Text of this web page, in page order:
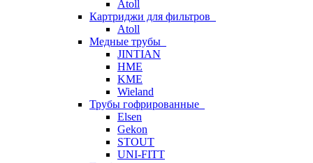
Atoll
Картриджи для фильтров
Atoll
Медные трубы
JINTIAN
HME
KME
Wieland
Трубы гофрированные
Elsen
Gekon
STOUT
UNI-FITT